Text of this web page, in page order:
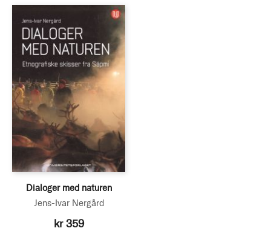
Dialoger med naturen
Jens-Ivar Nergård
kr 359